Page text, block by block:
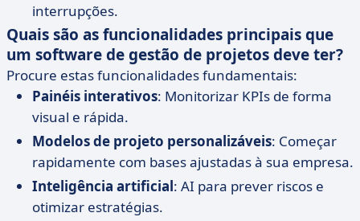
interrupções.
Quais são as funcionalidades principais que
um software de gestão de projetos deve ter?
Procure estas funcionalidades fundamentais:
Painéis interativos: Monitorizar KPIs de forma
visual e rápida.
Modelos de projeto personalizáveis: Começar
rapidamente com bases ajustadas à sua empresa.
Inteligência artificial: AI para prever riscos e
otimizar estratégias.